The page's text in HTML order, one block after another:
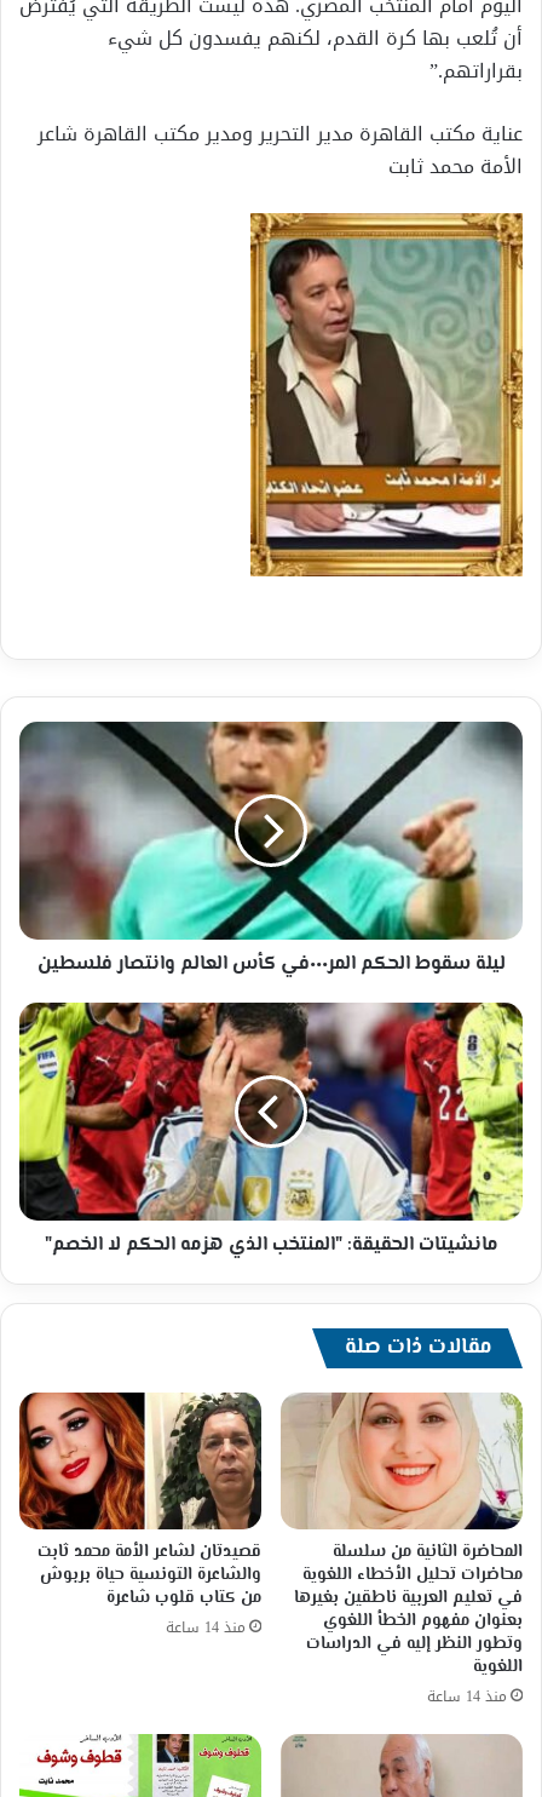
أن تُلعب بها كرة القدم، لكنهم يفسدون كل شيء
بقراراتهم.”
عناية مكتب القاهرة مدير التحرير ومدير مكتب القاهرة شاعر
الأمة محمد ثابت
ليلة
سقوط
الحكم
المر٠٠٠في
وانتصار
فلسطين
ليلة سقوط الحكم المر٠٠٠في كأس العالم وانتصار فلسطين
مانشيتات
الحقيقة:
"المنتخب
الذي
هزمه
الحكم
لا
الخصم"
مانشيتات الحقيقة: "المنتخب الذي هزمه الحكم لا الخصم"
مقالات ذات صلة
المحاضرة الثانية من سلسلة
محاضرات تحليل الأخطاء اللغوية
في تعليم العربية ناطقين بغيرها
بعنوان مفهوم الخطأ اللغوي
وتطور النظر إليه في الدراسات
اللغوية
منذ 14 ساعة
قصيدتان لشاعر الأمة محمد ثابت
والشاعرة التونسية حياة بربوش
من كتاب قلوب شاعرة
منذ 14 ساعة